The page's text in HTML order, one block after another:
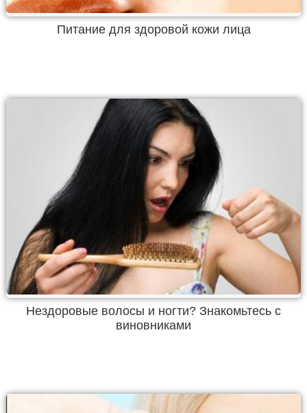
Питание для здоровой кожи лица
Нездоровые волосы и ногти? Знакомьтесь с
виновниками